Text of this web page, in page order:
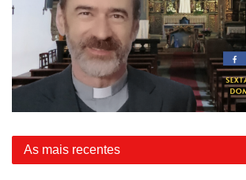
As mais recentes